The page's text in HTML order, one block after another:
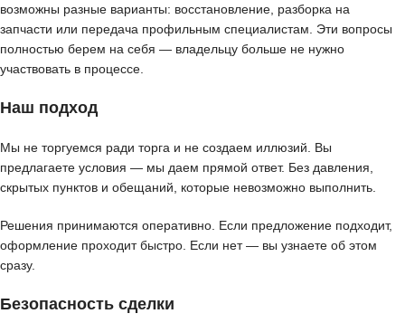
возможны разные варианты: восстановление, разборка на
запчасти или передача профильным специалистам. Эти вопросы
полностью берем на себя — владельцу больше не нужно
участвовать в процессе.
Наш подход
Мы не торгуемся ради торга и не создаем иллюзий. Вы
предлагаете условия — мы даем прямой ответ. Без давления,
скрытых пунктов и обещаний, которые невозможно выполнить.
Решения принимаются оперативно. Если предложение подходит,
оформление проходит быстро. Если нет — вы узнаете об этом
сразу.
Безопасность сделки